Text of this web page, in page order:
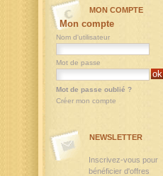
MON COMPTE
Mon compte
Nom d'utilisateur
Mot de passe
Mot de passe oublié ?
Créer mon compte
NEWSLETTER
Inscrivez-vous pour
bénéficier d'offres